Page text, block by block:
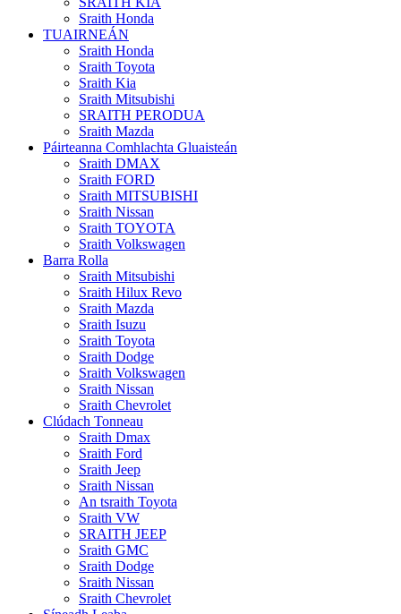
Sraith Honda
TUAIRNEÁN
Sraith Honda
Sraith Toyota
Sraith Kia
Sraith Mitsubishi
SRAITH PERODUA
Sraith Mazda
Páirteanna Comhlachta Gluaisteán
Sraith DMAX
Sraith FORD
Sraith MITSUBISHI
Sraith Nissan
Sraith TOYOTA
Sraith Volkswagen
Barra Rolla
Sraith Mitsubishi
Sraith Hilux Revo
Sraith Mazda
Sraith Isuzu
Sraith Toyota
Sraith Dodge
Sraith Volkswagen
Sraith Nissan
Sraith Chevrolet
Clúdach Tonneau
Sraith Dmax
Sraith Ford
Sraith Jeep
Sraith Nissan
An tsraith Toyota
Sraith VW
SRAITH JEEP
Sraith GMC
Sraith Dodge
Sraith Nissan
Sraith Chevrolet